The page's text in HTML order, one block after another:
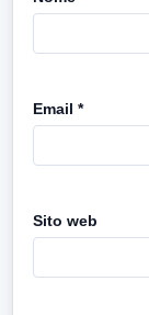
Email *
Sito web